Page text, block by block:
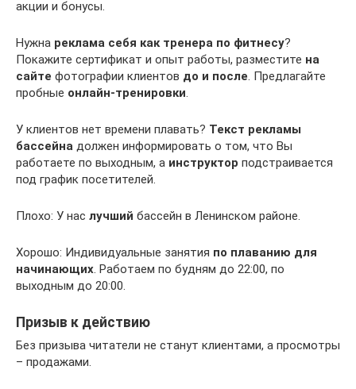
акции и бонусы.
Нужна реклама себя как тренера по фитнесу?
Покажите сертификат и опыт работы, разместите на
сайте фотографии клиентов до и после. Предлагайте
пробные онлайн-тренировки.
У клиентов нет времени плавать? Текст рекламы
бассейна должен информировать о том, что Вы
работаете по выходным, а инструктор подстраивается
под график посетителей.
Плохо: У нас лучший бассейн в Ленинском районе.
Хорошо: Индивидуальные занятия по плаванию для
начинающих. Работаем по будням до 22:00, по
выходным до 20:00.
Призыв к действию
Без призыва читатели не станут клиентами, а просмотры
– продажами.